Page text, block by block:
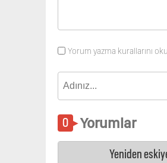
Yorum yazma kurallarını
Yorumlar
Yeniden